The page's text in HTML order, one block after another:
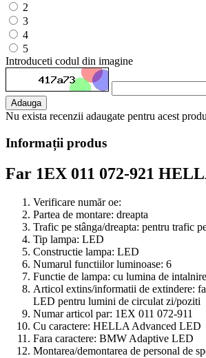
2
3
4
5
Introduceti codul din imagine
Adauga
Nu exista recenzii adaugate pentru acest
Informații produs
Far 1EX 011 072-921
Verificare număr oe:
Partea de montare: dreapta
Trafic pe stânga/dreapta: pentru trafic
Tip lampa: LED
Constructie lampa: LED
Numarul functiilor luminoase: 6
Functie de lampa: cu lumina de
Articol extins/informatii de extindere:
LED pentru lumini de circulat zi/poziti
Numar articol par: 1EX 011 072-911
Cu caractere: HELLA Advanced LED
Fara caractere: BMW Adaptive LED
Montarea/demontarea de personal de